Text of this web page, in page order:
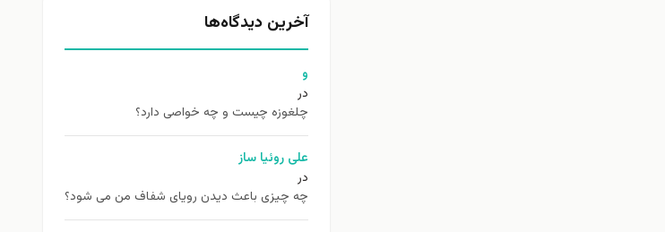
آخرین دیدگاه‌ها
و
در
چلغوزه چیست و چه خواصی دارد؟
علی روئیا ساز
در
چه چیزی باعث دیدن رویای شفاف من می شود؟